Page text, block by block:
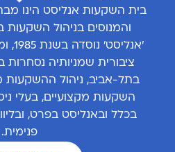
בית השקעות אנליסט הינו
והמנוסים בניהול השקעות
ציבורית שמניותיה נסחרות
בתל-אביב, ניהול ההשקעות
השקעות מקצועיים, בעלי
בכלל ובאנליסט בפרט,
פנימית.